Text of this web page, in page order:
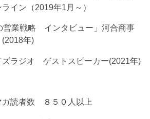
イン（2019年1月～）
営業戦略 インタビュー」河合商事
年)
ズラジオ ゲストスピーカー(2021年)
ガ読者数 ８５０人以上